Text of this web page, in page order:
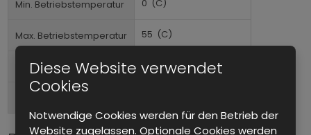
Min. Betriebstemperatur 0 (C)
Max. Betriebstemperatur 55 (C)
Formfaktor Im Rack montierbar
Diese Website verwendet
Cookies
Notwendige Cookies werden für den Betrieb der
Website zugelassen. Optionale Cookies werden